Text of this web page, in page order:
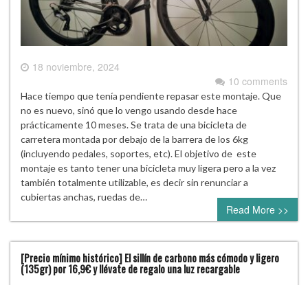
18 noviembre, 2024
10 comments
Hace tiempo que tenía pendiente repasar este montaje. Que
no es nuevo, sinó que lo vengo usando desde hace
prácticamente 10 meses. Se trata de una bicicleta de
carretera montada por debajo de la barrera de los 6kg
(incluyendo pedales, soportes, etc). El objetivo de este
montaje es tanto tener una bicicleta muy ligera pero a la vez
también totalmente utilizable, es decir sin renunciar a
cubiertas anchas, ruedas de…
Read More >>
[Precio mínimo histórico] El sillín de carbono más cómodo y ligero
(135gr) por 16,9€ y llévate de regalo una luz recargable